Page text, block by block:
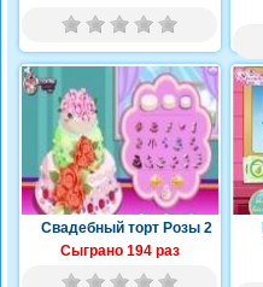
Свадебный торт Розы 2
Сыграно 194 раз